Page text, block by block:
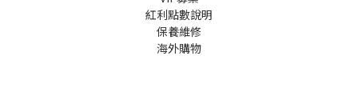
紅利點數說明
保養維修
海外購物